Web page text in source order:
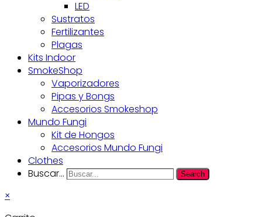
LED
Sustratos
Fertilizantes
Plagas
Kits Indoor
SmokeShop
Vaporizadores
Pipas y Bongs
Accesorios Smokeshop
Mundo Fungi
Kit de Hongos
Accesorios Mundo Fungi
Clothes
Buscar...
Search
×